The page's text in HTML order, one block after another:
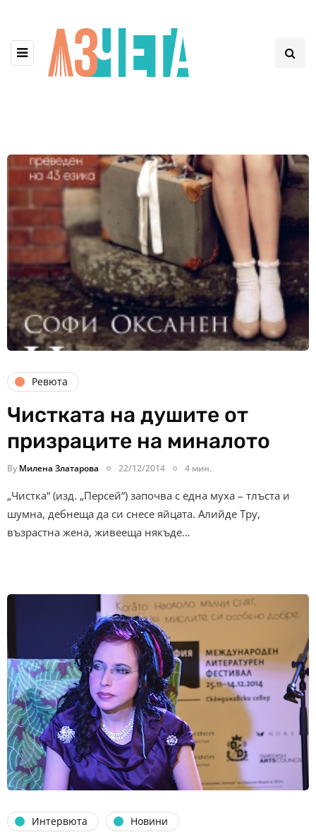
Ревюта
Чистката на душите от
призраците на миналото
By Милена Златарова 22/12/2014 4 мин.
„Чистка“ (изд. „Персей“) започва с една муха – тлъста и
шумна, дебнеща да си снесе яйцата. Алийде Тру,
възрастна жена, живееща някъде…
Интервюта Новини